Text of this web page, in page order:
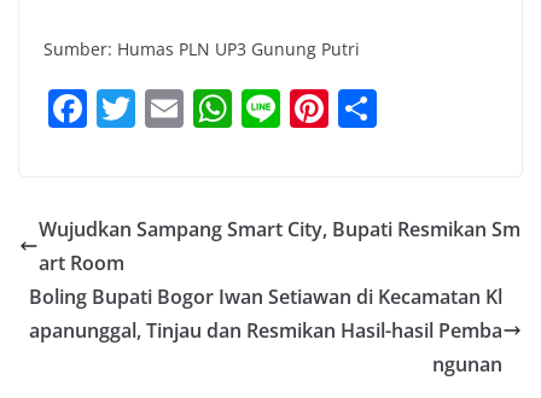
Sumber: Humas PLN UP3 Gunung Putri
F
e
b
o
o
T
er
E
l
W
s
p
p
Li Pi
e e
Wujudkan Sampang Smart City, Bupati Resmikan Sm
art Room
Boling Bupati Bogor Iwan Setiawan di Kecamatan Kl
apanunggal, Tinjau dan Resmikan Hasil-hasil Pemba
ngunan